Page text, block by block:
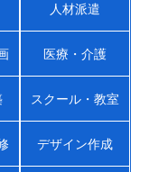
人材派遣
医療・介護
スクール・教室
デザイン作成